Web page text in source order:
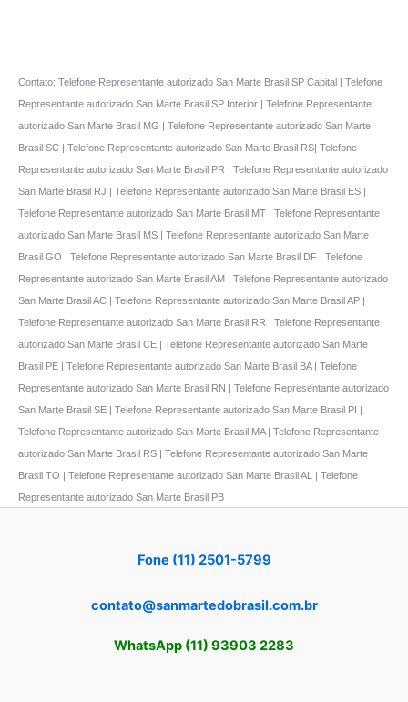
Contato: Telefone Representante autorizado San Marte Brasil SP Capital | Telefone
Representante autorizado San Marte Brasil SP Interior | Telefone Representante
autorizado San Marte Brasil MG | Telefone Representante autorizado San Marte
Brasil SC | Telefone Representante autorizado San Marte Brasil RS| Telefone
Representante autorizado San Marte Brasil PR | Telefone Representante autorizado
San Marte Brasil RJ | Telefone Representante autorizado San Marte Brasil ES |
Telefone Representante autorizado San Marte Brasil MT | Telefone Representante
autorizado San Marte Brasil MS | Telefone Representante autorizado San Marte
Brasil GO | Telefone Representante autorizado San Marte Brasil DF | Telefone
Representante autorizado San Marte Brasil AM | Telefone Representante autorizado
San Marte Brasil AC | Telefone Representante autorizado San Marte Brasil AP |
Telefone Representante autorizado San Marte Brasil RR | Telefone Representante
autorizado San Marte Brasil CE | Telefone Representante autorizado San Marte
Brasil PE | Telefone Representante autorizado San Marte Brasil BA | Telefone
Representante autorizado San Marte Brasil RN | Telefone Representante autorizado
San Marte Brasil SE | Telefone Representante autorizado San Marte Brasil PI |
Telefone Representante autorizado San Marte Brasil MA | Telefone Representante
autorizado San Marte Brasil RS | Telefone Representante autorizado San Marte
Brasil TO | Telefone Representante autorizado San Marte Brasil AL | Telefone
Representante autorizado San Marte Brasil PB
Fone (11) 2501-5799
contato@sanmartedobrasil.com.br
WhatsApp (11) 93903 2283